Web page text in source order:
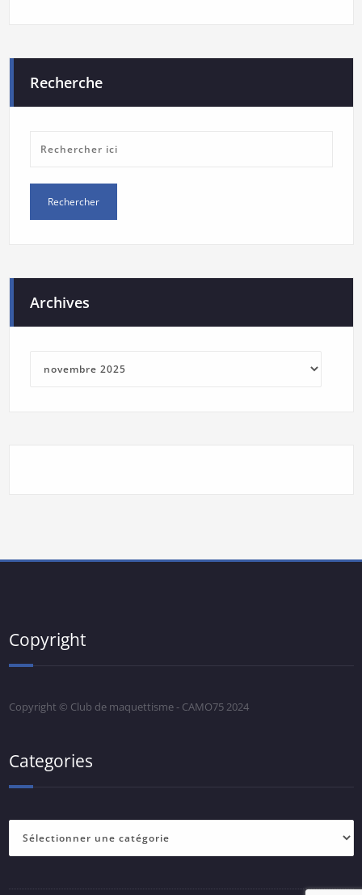
Recherche
Archives
Copyright
Copyright © Club de maquettisme - CAMO75 2024
Categories